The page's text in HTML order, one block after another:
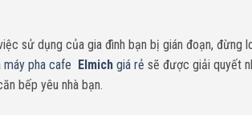
sử dụng của gia đình bạn bị gián đoạn, đừng
máy pha cafe Elmich giá rẻ sẽ được giải quyết
bếp yêu nhà bạn.